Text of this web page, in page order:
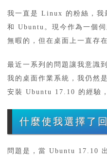
我一直是 Linux 的粉絲，我
和 Ubuntu。現今作為一個
無暇的，但在桌面上一直存
最近一系列的問題讓我意識
我的桌面作業系統，我仍然
安裝 Ubuntu 17.10 的經驗
什麼使我選擇了
問題是，當 Ubuntu 17.10